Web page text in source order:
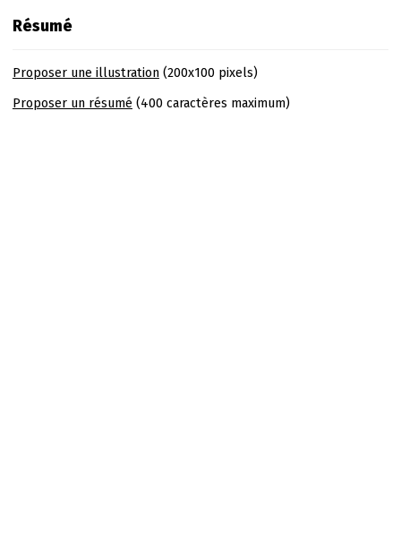
Résumé
Proposer une illustration(200x100 pixels)
Proposer un résumé (400 caractères maximum)